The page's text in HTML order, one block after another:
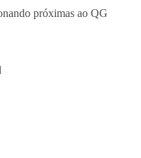
próximas ao QG